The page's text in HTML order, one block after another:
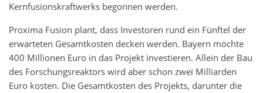
Kernfusionskraftwerks begonnen werden.
Proxima Fusion plant, dass Investoren rund ein Fünftel der
erwarteten Gesamtkosten decken werden. Bayern möchte
400 Millionen Euro in das Projekt investieren. Allein der Bau
des Forschungsreaktors wird aber schon zwei Milliarden
Euro kosten. Die Gesamtkosten des Projekts, darunter die